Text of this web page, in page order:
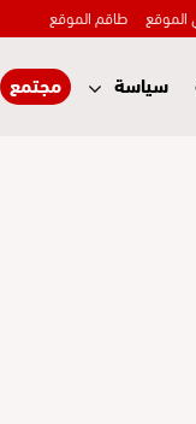
الموقع طاقم الموقع
سياسة مجتمع